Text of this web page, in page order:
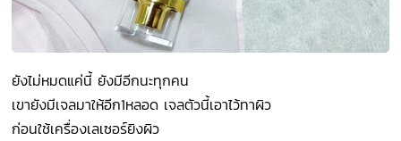
ยังไม่หมดแค่นี้ ยังมีอีกนะทุกคน
เขายังมีเจลมาให้อีก1หลอด เจลตัวนี้เอาไว้ทาผิว
ก่อนใช้เครื่องเลเซอร์ยิงผิว